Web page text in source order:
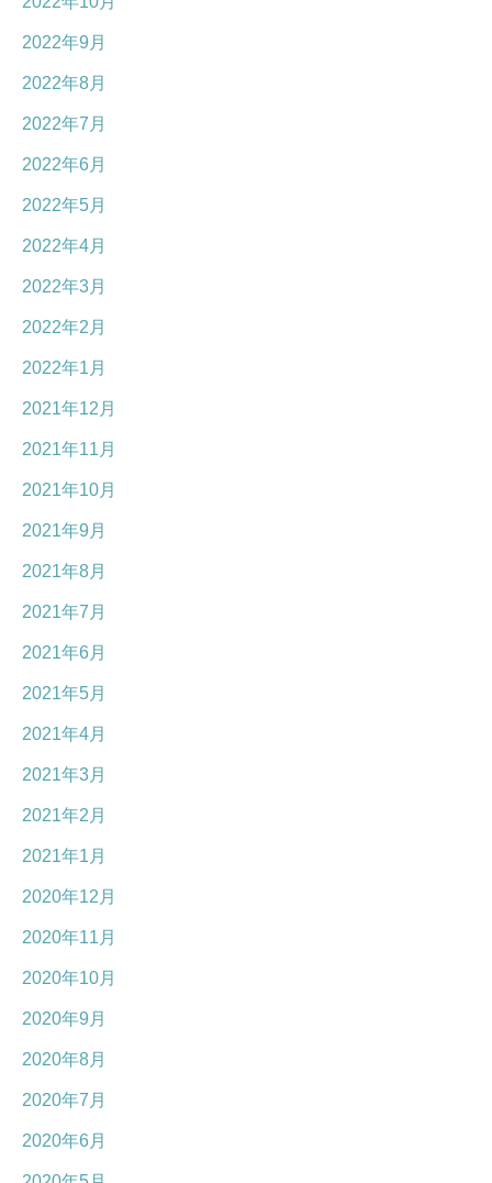
2022年9月
2022年8月
2022年7月
2022年6月
2022年5月
2022年4月
2022年3月
2022年2月
2022年1月
2021年12月
2021年11月
2021年10月
2021年9月
2021年8月
2021年7月
2021年6月
2021年5月
2021年4月
2021年3月
2021年2月
2021年1月
2020年12月
2020年11月
2020年10月
2020年9月
2020年8月
2020年7月
2020年6月